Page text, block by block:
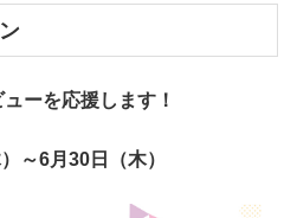
ーを応援します！
～6月30日（木）